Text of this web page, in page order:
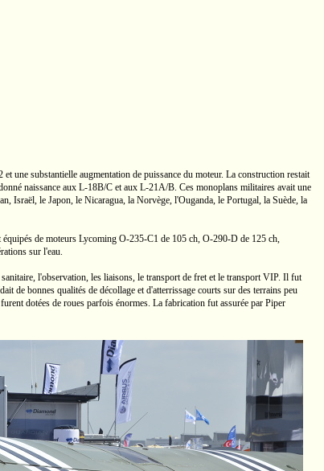
et une substantielle augmentation de puissance du moteur. La construction restait
naissance aux L-18B/C et aux L-21A/B. Ces monoplans militaires avait une
Israël, le Japon, le Nicaragua, la Norvège, l'Ouganda, le Portugal, la Suède, la
de moteurs Lycoming O-235-C1 de 105 ch, O-290-D de 125 ch,
sur l'eau.
l'observation, les liaisons, le transport de fret et le transport VIP. Il fut
de bonnes qualités de décollage et d'atterrissage courts sur des terrains peu
dotées de roues parfois énormes. La fabrication fut assurée par Piper